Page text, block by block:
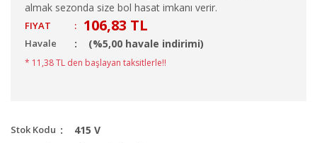
almak sezonda size bol hasat imkanı verir.
FIYAT : 106,83 TL
Havale (%5,00 havale indirimi)
* 11,38 TL den başlayan taksitlerle!!
Stok Kodu 415 V